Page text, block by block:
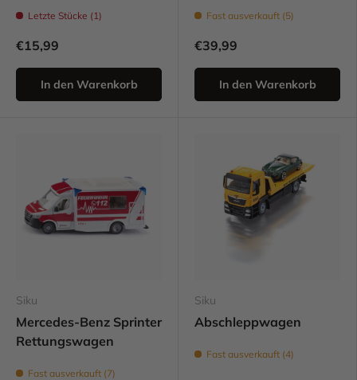
Letzte Stücke (1)
€15,99
In den Warenkorb
Fast ausverkauft (5)
€39,99
In den Warenkorb
Siku
Mercedes-Benz Sprinter
Rettungswagen
Fast ausverkauft (7)
Siku
Abschleppwagen
Fast ausverkauft (4)